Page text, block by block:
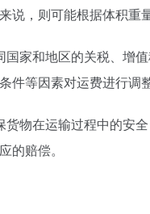
说，则可能根据体积重
国家和地区的关税、增
件等因素对运费进行调整
货物在运输过程中的安
的赔偿。